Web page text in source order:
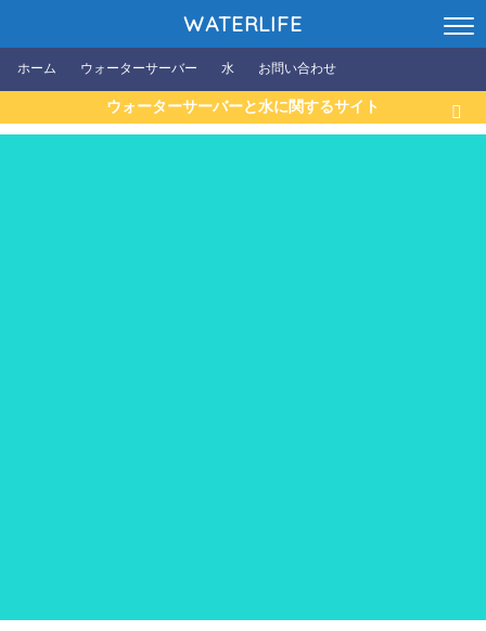
WATERLIFE
ホーム ウォーターサーバー 水 お問い合わせ
ウォーターサーバーと水に関するサイト